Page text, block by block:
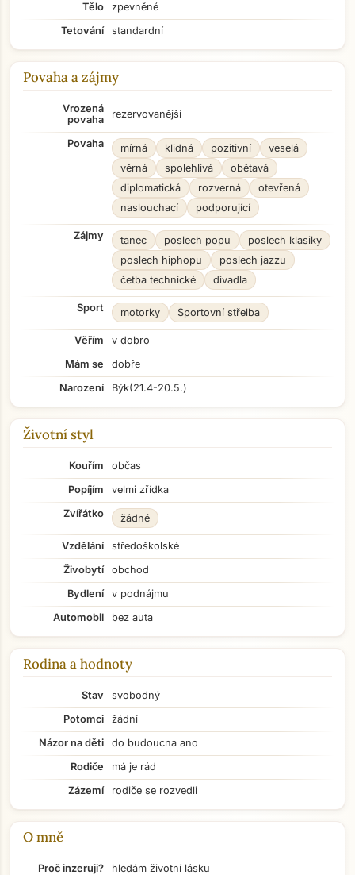
Přejít na hlavní obsah
Tělo
zpevněné
Tetování
standardní
Povaha a zájmy
Vrozená
povaha
rezervovanější
Povaha mírná klidná pozitivní
veselá
věrná
spolehlivá
obětavá
diplomatická
rozverná
otevřená
naslouchací
podporující
Zájmy tanec poslech popu
poslech klasiky
poslech hiphopu
poslech jazzu
četba technické
divadla
Sport motorky Sportovní střelba
Věřím
v dobro
Mám se
dobře
Narození
Býk(21.4-20.5.)
Životní styl
Kouřím
občas
Popíjím
velmi zřídka
Zvířátko
žádné
Vzdělání
středoškolské
Živobytí
obchod
Bydlení
v podnájmu
Automobil
bez auta
Rodina a hodnoty
Stav
svobodný
Potomci
žádní
Názor na děti
do budoucna ano
Rodiče
má je rád
Zázemí
rodiče se rozvedli
O mně
Proč inzeruji?
hledám životní lásku